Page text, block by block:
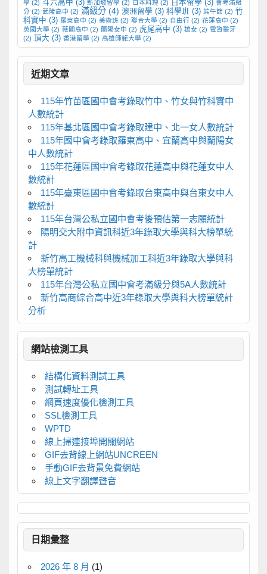
學 (2) 斗六高中 (3) 新加坡留學 (2) 日本料理 (2) 日本留學 (3) 會考滿級
分(2) 武陵高中 (2) 滿級分(4) 澳洲留學 (3) 科學班 (3) 端午節(2) 竹
科實中 (3) 羅東高中 (2) 美術班 (2) 聯合大學 (2) 自由行(2) 花蓮高中 (2)
英國大學 (2) 薇閣高中 (2) 蘭陽女中 (2) 虎尾高中 (3) 雄女 (2) 電資醫牙
(2)
頂大 (3) 香港留學 (2) 高雄師範大學 (2)
近期文章
115年竹苗區國中會考錄取竹中、竹女與竹科實中
人數統計
115年基北區國中會考錄取建中、北一女人數統計
115年國中會考錄取羅東高中、宜蘭高中與蘭陽女
中人數統計
115年花蓮區國中會考錄取花蓮高中與花蓮女中人
數統計
115年臺東區國中會考錄取台東高中與台東女中人
數統計
115年台灣公私立國中會考後預估第一志願統計
陽明交大附中資訊科近3年錄取大學與科大榜單統
計
新竹高工機械科與機械加工科近3年錄取大學與科
大榜單統計
115年台灣公私立國中會考滿級分與5A人數統計
新竹高商綜合高中近3年錄取大學與科大榜單統計
分析
網站檢測工具
結構化資料測試工具
測試轉址工具
網頁速度優化檢測工具
SSL檢測工具
WPTD
線上掃連接埠開關網站
GIF去背線上網站UNCREEN
手動GIF去背景免費網站
線上文字翻譯聲音
日期彙整
2026 年 8 月 (1)